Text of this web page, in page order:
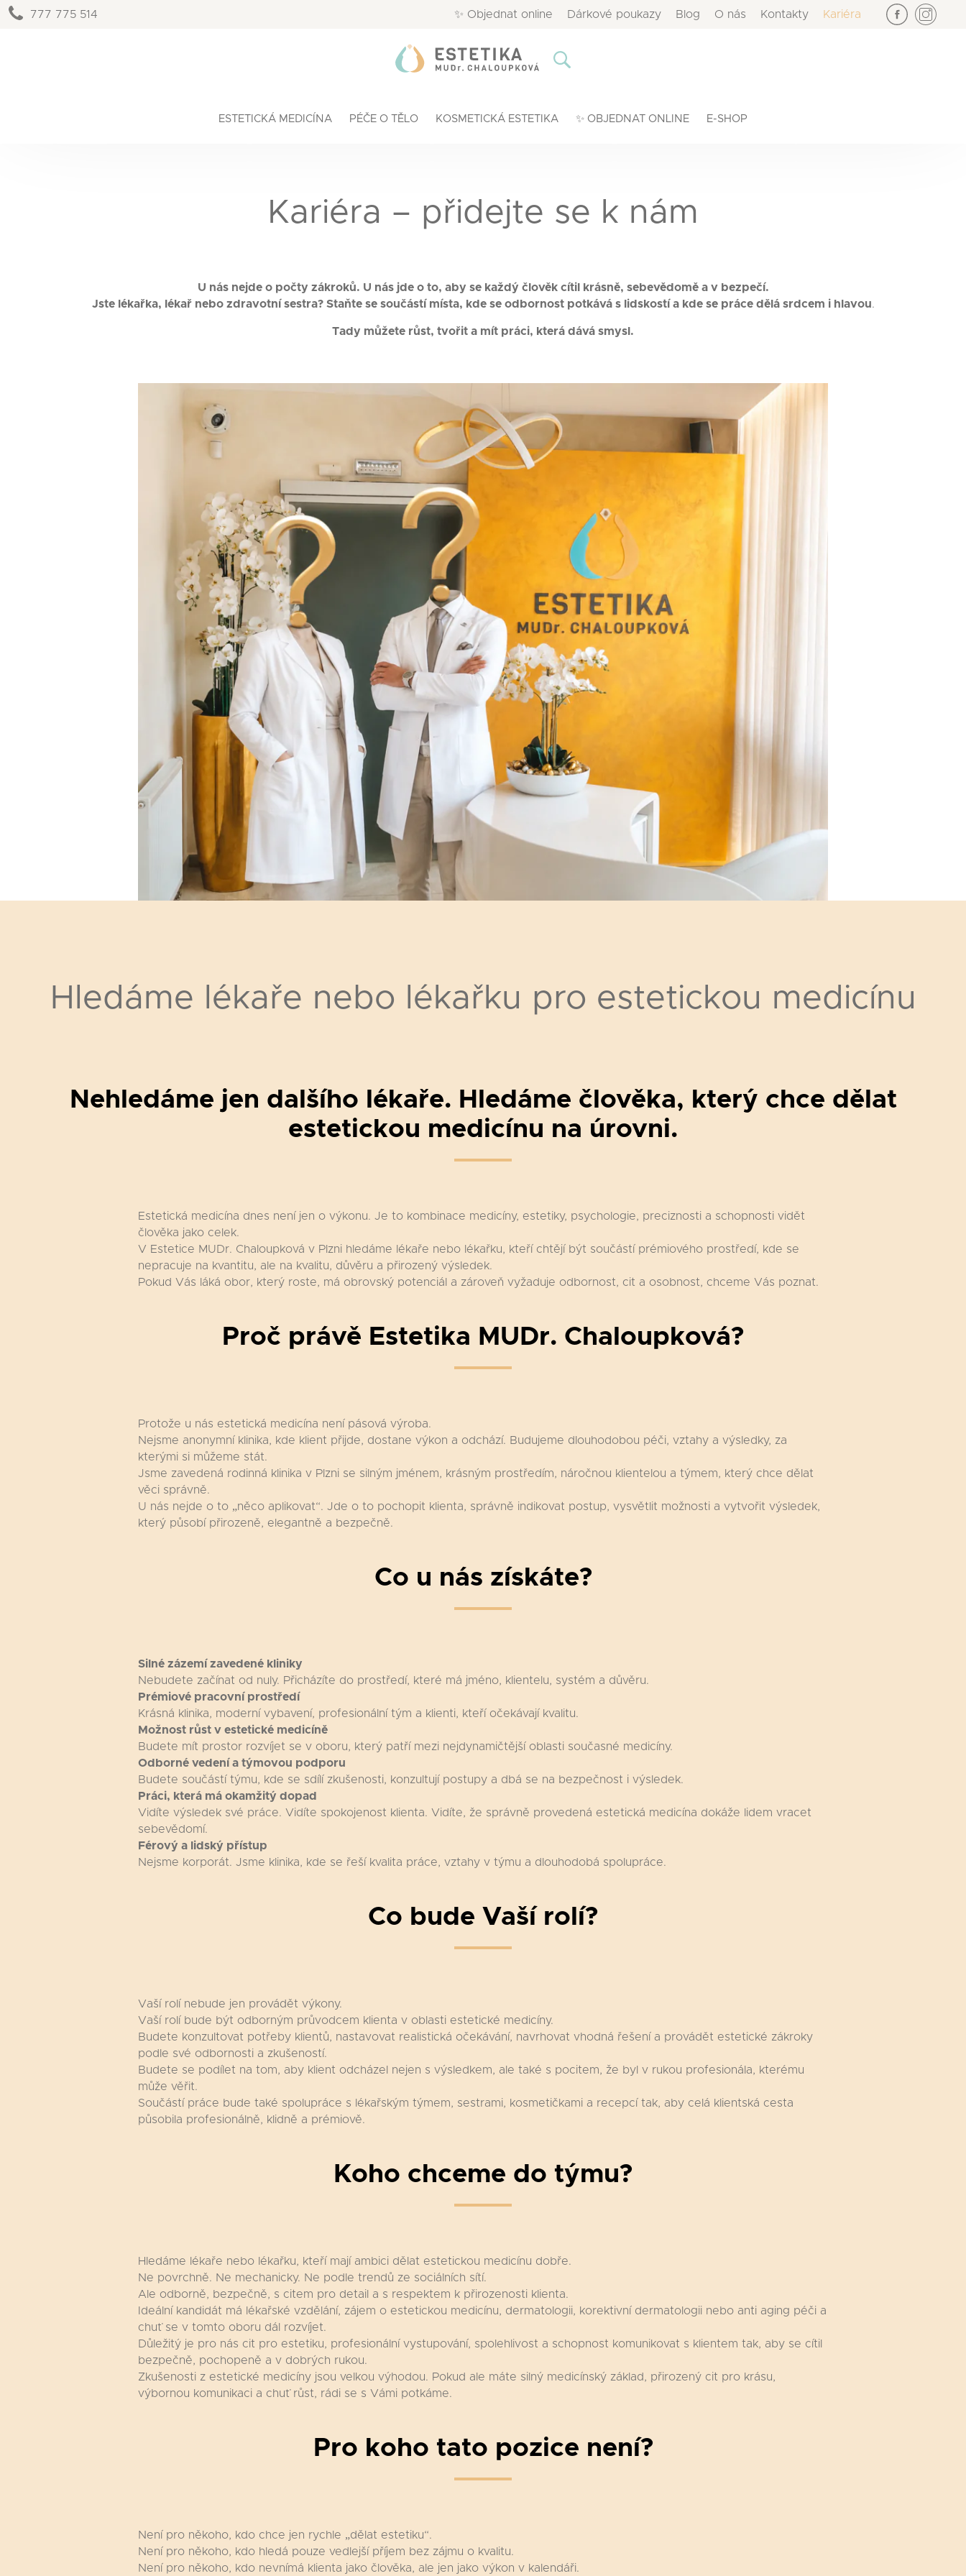
777 775 514 ✨ Objednat online Dárkové poukazy Blog O nás Kontakty Kariéra
ESTETICKÁ MEDICÍNA PÉČE O TĚLO KOSMETICKÁ ESTETIKA ✨ OBJEDNAT ONLINE E-SHOP
Kariéra – přidejte se k nám
U nás nejde o počty zákroků. U nás jde o to, aby se každý člověk cítil krásně, sebevědomě a v bezpečí.
Jste lékařka, lékař nebo zdravotní sestra? Staňte se součástí místa, kde se odbornost potkává s lidskostí a kde se práce dělá srdcem i hlavou.
Tady můžete růst, tvořit a mít práci, která dává smysl.
Hledáme lékaře nebo lékařku pro estetickou medicínu
Nehledáme jen dalšího lékaře. Hledáme člověka, který chce dělat
estetickou medicínu na úrovni.
Estetická medicína dnes není jen o výkonu. Je to kombinace medicíny, estetiky, psychologie, preciznosti a schopnosti vidět
člověka jako celek.
V Estetice MUDr. Chaloupková v Plzni hledáme lékaře nebo lékařku, kteří chtějí být součástí prémiového prostředí, kde se
nepracuje na kvantitu, ale na kvalitu, důvěru a přirozený výsledek.
Pokud Vás láká obor, který roste, má obrovský potenciál a zároveň vyžaduje odbornost, cit a osobnost, chceme Vás poznat.
Proč právě Estetika MUDr. Chaloupková?
Protože u nás estetická medicína není pásová výroba.
Nejsme anonymní klinika, kde klient přijde, dostane výkon a odchází. Budujeme dlouhodobou péči, vztahy a výsledky, za
kterými si můžeme stát.
Jsme zavedená rodinná klinika v Plzni se silným jménem, krásným prostředím, náročnou klientelou a týmem, který chce dělat
věci správně.
U nás nejde o to „něco aplikovat“. Jde o to pochopit klienta, správně indikovat postup, vysvětlit možnosti a vytvořit výsledek,
který působí přirozeně, elegantně a bezpečně.
Co u nás získáte?
Silné zázemí zavedené kliniky
Nebudete začínat od nuly. Přicházíte do prostředí, které má jméno, klientelu, systém a důvěru.
Prémiové pracovní prostředí
Krásná klinika, moderní vybavení, profesionální tým a klienti, kteří očekávají kvalitu.
Možnost růst v estetické medicíně
Budete mít prostor rozvíjet se v oboru, který patří mezi nejdynamičtější oblasti současné medicíny.
Odborné vedení a týmovou podporu
Budete součástí týmu, kde se sdílí zkušenosti, konzultují postupy a dbá se na bezpečnost i výsledek.
Práci, která má okamžitý dopad
Vidíte výsledek své práce. Vidíte spokojenost klienta. Vidíte, že správně provedená estetická medicína dokáže lidem vracet
sebevědomí.
Férový a lidský přístup
Nejsme korporát. Jsme klinika, kde se řeší kvalita práce, vztahy v týmu a dlouhodobá spolupráce.
Co bude Vaší rolí?
Vaší rolí nebude jen provádět výkony.
Vaší rolí bude být odborným průvodcem klienta v oblasti estetické medicíny.
Budete konzultovat potřeby klientů, nastavovat realistická očekávání, navrhovat vhodná řešení a provádět estetické zákroky
podle své odbornosti a zkušeností.
Budete se podílet na tom, aby klient odcházel nejen s výsledkem, ale také s pocitem, že byl v rukou profesionála, kterému
může věřit.
Součástí práce bude také spolupráce s lékařským týmem, sestrami, kosmetičkami a recepcí tak, aby celá klientská cesta
působila profesionálně, klidně a prémiově.
Koho chceme do týmu?
Hledáme lékaře nebo lékařku, kteří mají ambici dělat estetickou medicínu dobře.
Ne povrchně. Ne mechanicky. Ne podle trendů ze sociálních sítí.
Ale odborně, bezpečně, s citem pro detail a s respektem k přirozenosti klienta.
Ideální kandidát má lékařské vzdělání, zájem o estetickou medicínu, dermatologii, korektivní dermatologii nebo anti aging péči a
chuť se v tomto oboru dál rozvíjet.
Důležitý je pro nás cit pro estetiku, profesionální vystupování, spolehlivost a schopnost komunikovat s klientem tak, aby se cítil
bezpečně, pochopeně a v dobrých rukou.
Zkušenosti z estetické medicíny jsou velkou výhodou. Pokud ale máte silný medicínský základ, přirozený cit pro krásu,
výbornou komunikaci a chuť růst, rádi se s Vámi potkáme.
Pro koho tato pozice není?
Není pro někoho, kdo chce jen rychle „dělat estetiku“.
Není pro někoho, kdo hledá pouze vedlejší příjem bez zájmu o kvalitu.
Není pro někoho, kdo nevnímá klienta jako člověka, ale jen jako výkon v kalendáři.
×